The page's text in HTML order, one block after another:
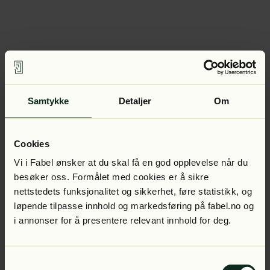
Samtykke Detaljer Om
Cookies
Vi i Fabel ønsker at du skal få en god opplevelse når du
besøker oss. Formålet med cookies er å sikre
nettstedets funksjonalitet og sikkerhet, føre statistikk, og
løpende tilpasse innhold og markedsføring på fabel.no og
i annonser for å presentere relevant innhold for deg.